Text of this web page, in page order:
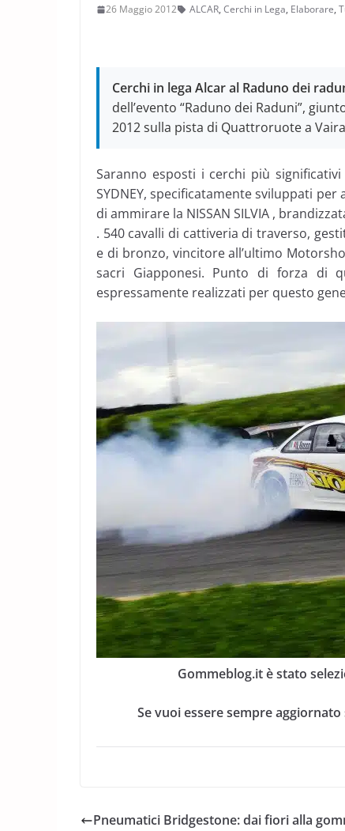
26 Maggio 2012 ALCAR, Cerchi in Lega, Elaborare,
Cerchi in lega Alcar al Raduno dei
dell’evento “Raduno dei Raduni”,
2012 sulla pista di Quattroruote a
Saranno esposti i cerchi più significativi
SYDNEY, specificatamente sviluppati
di ammirare la NISSAN SILVIA ,
. 540 cavalli di cattiveria di traverso,
e di bronzo, vincitore all’ultimo
sacri Giapponesi. Punto di forza di
espressamente realizzati per questo
Gommeblog.it è stato
Se vuoi essere sempre
Pneumatici Bridgestone: dai fiori alla